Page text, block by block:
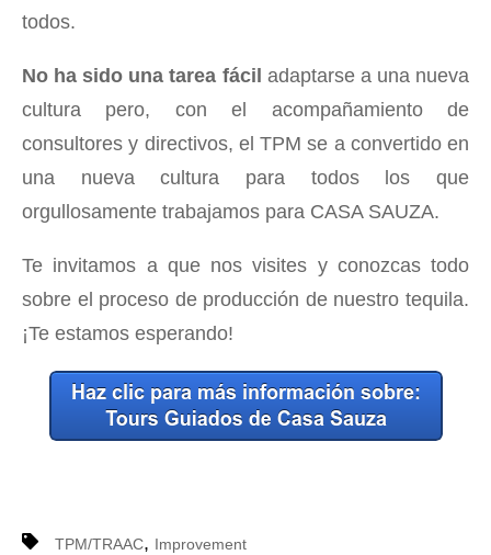
todos.
No ha sido una tarea fácil adaptarse a una nueva
cultura pero, con el acompañamiento de
consultores y directivos, el TPM se a convertido en
una nueva cultura para todos los que
orgullosamente trabajamos para CASA SAUZA.
Te invitamos a que nos visites y conozcas todo
sobre el proceso de producción de nuestro tequila.
¡Te estamos esperando!
TPM/TRAAC, Improvement